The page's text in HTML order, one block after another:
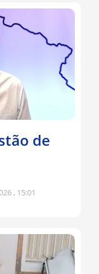
de
15:01